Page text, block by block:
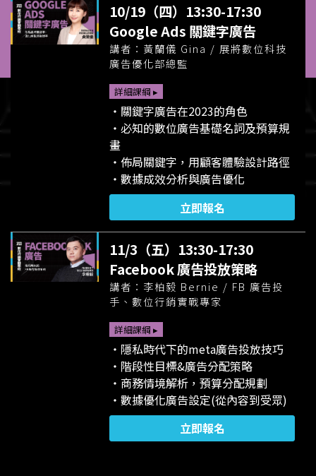
10/19（四）13:30-17:30
Google Ads 關鍵字廣告
講者：黃蘭儀 Gina / 展將數位科技
廣告優化部總監
詳細課綱 ▸
・關鍵字廣告在2023的角色
・必知的數位廣告基礎名詞及預算規
畫
・佈局關鍵字，用顧客體驗設計路徑
・數據成效分析與廣告優化
立即報名
11/3（五）13:30-17:30
Facebook 廣告投放策略
講者：李柏毅 Bernie / FB 廣告投
手、數位行銷實戰專家
詳細課綱 ▸
・隱私時代下的meta廣告投放技巧
・階段性目標&廣告分配策略
・商務情境解析，預算分配規劃
・數據優化廣告設定(從內容到受眾)
立即報名